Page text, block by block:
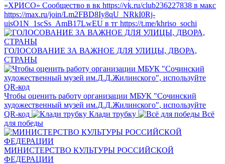
«ХРИСО» Сообщество в вк https://vk.ru/club236227838 в макс
https://max.ru/join/Lm2FBD8Iy8qU_NRkI0Rj-
uisO1N_1scSs_AmB17LwEU в тг https://t.me/khriso_sochi
ГОЛОСОВАНИЕ ЗА ВАЖНОЕ ДЛЯ УЛИЦЫ, ДВОРА,
СТРАНЫ
Чтобы оценить работу организации МБУК "Сочинский
художественный музей им.Д.Д.Жилинского", используйте
QR-код
Клади трубку
Всё
для победы
МИНИСТЕРСТВО КУЛЬТУРЫ РОССИЙСКОЙ
ФЕДЕРАЦИИ